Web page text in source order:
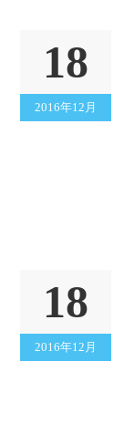
18
2016年12月
18
2016年12月